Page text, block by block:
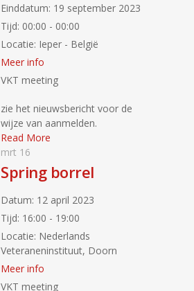
Einddatum: 19 september 2023
Tijd: 00:00 - 00:00
Locatie: Ieper - België
Meer info
VKT meeting
zie het nieuwsbericht voor de
wijze van aanmelden.
Read More
mrt 16
Spring borrel
Datum: 12 april 2023
Tijd: 16:00 - 19:00
Locatie: Nederlands
Veteraneninstituut, Doorn
Meer info
VKT meeting